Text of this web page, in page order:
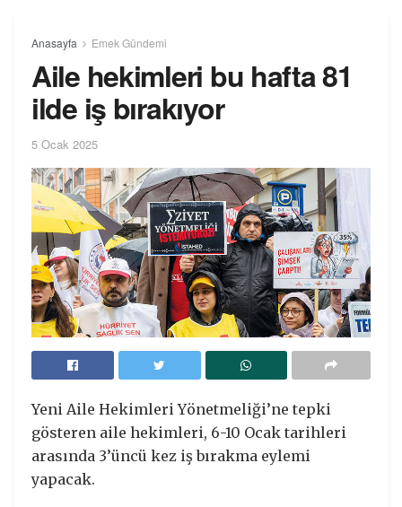
Anasayfa Emek Gündemi
Aile hekimleri bu hafta 81
ilde iş bırakıyor
5 Ocak 2025
Yeni Aile Hekimleri Yönetmeliği’ne tepki
gösteren aile hekimleri, 6-10 Ocak tarihleri
arasında 3’üncü kez iş bırakma eylemi
yapacak.